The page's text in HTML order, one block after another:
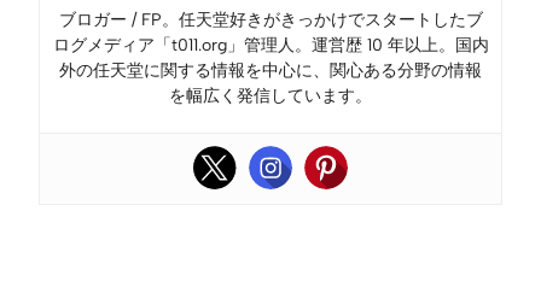
ブロガー / FP。任天堂好きがきっかけでスタートしたブ
ログメディア「t011.org」管理人。運営歴 10 年以上。国内
外の任天堂に関する情報を中心に、関心ある分野の情報
を幅広く発信しています。